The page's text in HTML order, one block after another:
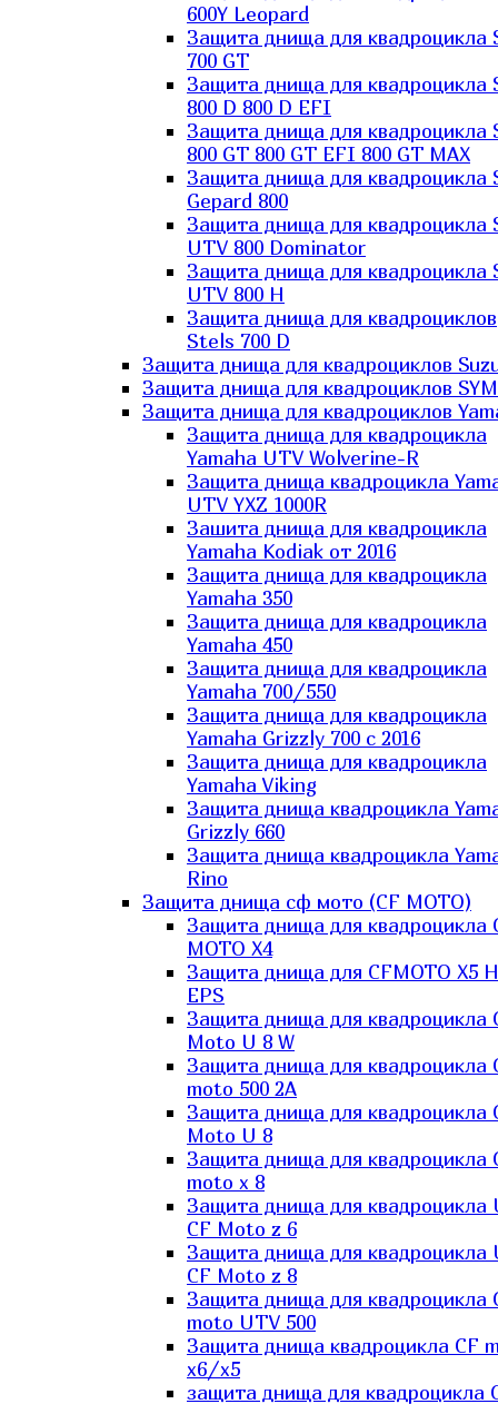
600Y Leopard
Защита днища для квадроцикла
700 GT
Защита днища для квадроцикла
800 D 800 D EFI
Защита днища для квадроцикла
800 GT 800 GT EFI 800 GT MAX
Защита днища для квадроцикла
Gepard 800
Защита днища для квадроцикла
UTV 800 Dominator
Защита днища для квадроцикла
UTV 800 H
Защита днища для квадроциклов
Stels 700 D
Защита днища для квадроциклов
Защита днища для квадроциклов SYM
Защита днища для квадроциклов
Защита днища для квадроцикла
Yamaha UTV Wolverine-R
Защита днища квадроцикла
UTV YXZ 1000R
Зашита днища для квадроцикла
Yamaha Kodiak от 2016
Защита днища для квадроцикла
Yamaha 350
Защита днища для квадроцикла
Yamaha 450
Защита днища для квадроцикла
Yamaha 700/550
Защита днища для квадроцикла
Yamaha Grizzly 700 с 2016
Защита днища для квадроцикла
Yamaha Viking
Защита днища квадроцикла
Grizzly 660
Защита днища квадроцикла
Rino
Защита днища сф мото (CF MOTO)
Защита днища для квадроцикла
MOTO X4
Защита днища для CFMOTO X5
EPS
Защита днища для квадроцикла
Moto U 8 W
Защита днища для квадроцикла
moto 500 2A
Защита днища для квадроцикла
Moto U 8
Защита днища для квадроцикла
moto x 8
Защита днища для квадроцикла
CF Moto z 6
Защита днища для квадроцикла
CF Moto z 8
Защита днища для квадроцикла
moto UTV 500
Защита днища квадроцикла СF
x6/x5
защита днища для квадроцикла